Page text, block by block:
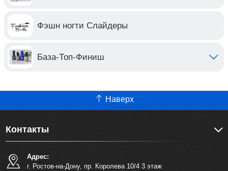
Фэшн ногти Слайдеры
База-Топ-Финиш
Наверх
Контакты
Адрес:
г. Ростов-на-Дону, пр. Королева 10/4 3 этаж